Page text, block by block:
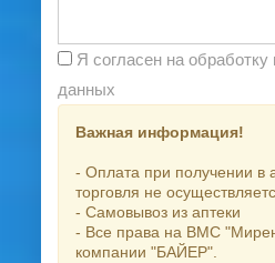
данных
Важная информация!
- Оплата при получении в
торговля не
- Самовывоз из аптеки
- Все права на ВМС
компании "БАЙЕР".